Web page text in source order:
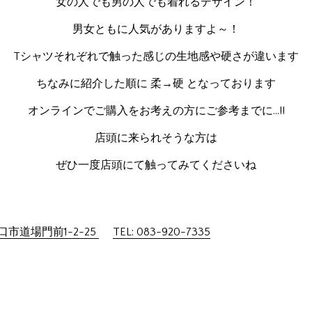
男女ともに人気がありますよ～！
Tシャツそれぞれで触った感じの生地感や硬さが違います
ちなみに紹介した順に 柔→硬 となっております
オンラインでご購入をお考えの方にご参考までに…!!
店頭に来られそうな方は
ぜひ一度店頭にて触ってみてくださいね
市道場門前1-2-25 TEL: 083-920-7335